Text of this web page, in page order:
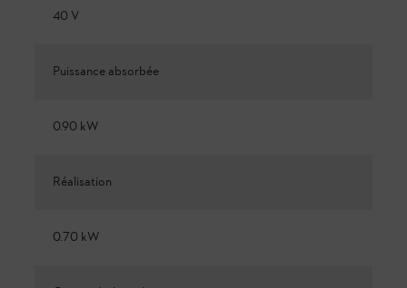
40 V
Puissance absorbée
0.90 kW
Réalisation
0.70 kW